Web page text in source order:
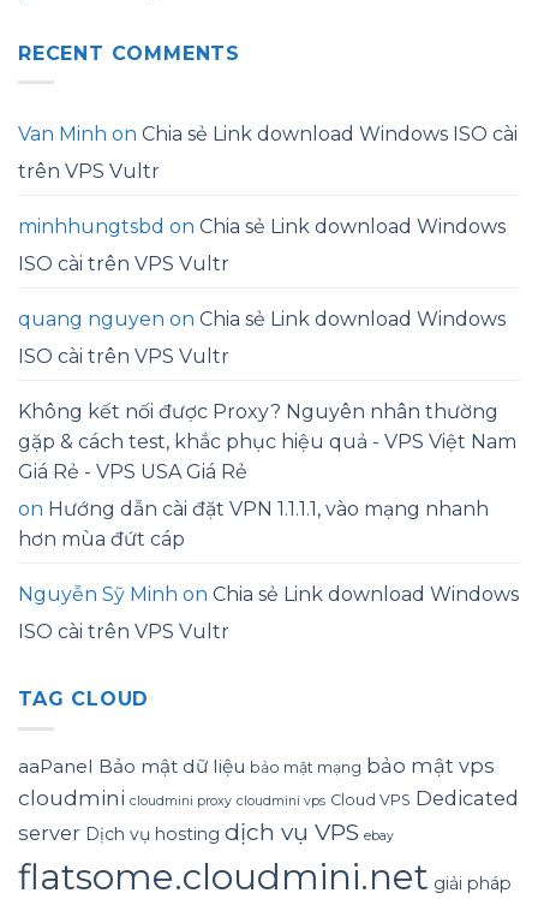
RECENT COMMENTS
Van Minh on Chia sẻ Link download Windows ISO cài
trên VPS Vultr
minhhungtsbd on Chia sẻ Link download Windows
ISO cài trên VPS Vultr
quang nguyen on Chia sẻ Link download Windows
ISO cài trên VPS Vultr
Không kết nối được Proxy? Nguyên nhân thường
gặp & cách test, khắc phục hiệu quả - VPS Việt Nam
Giá Rẻ - VPS USA Giá Rẻ
on Hướng dẫn cài đặt VPN 1.1.1.1, vào mạng nhanh
hơn mùa đứt cáp
Nguyễn Sỹ Minh on Chia sẻ Link download Windows
ISO cài trên VPS Vultr
TAG CLOUD
aaPanel Bảo mật dữ liệu bảo mật mạng bảo mật vps
cloudmini cloudmini proxy cloudmini vps Cloud VPS Dedicated
server Dịch vụ hosting dịch vụ VPS ebay
flatsome.cloudmini.net giải pháp